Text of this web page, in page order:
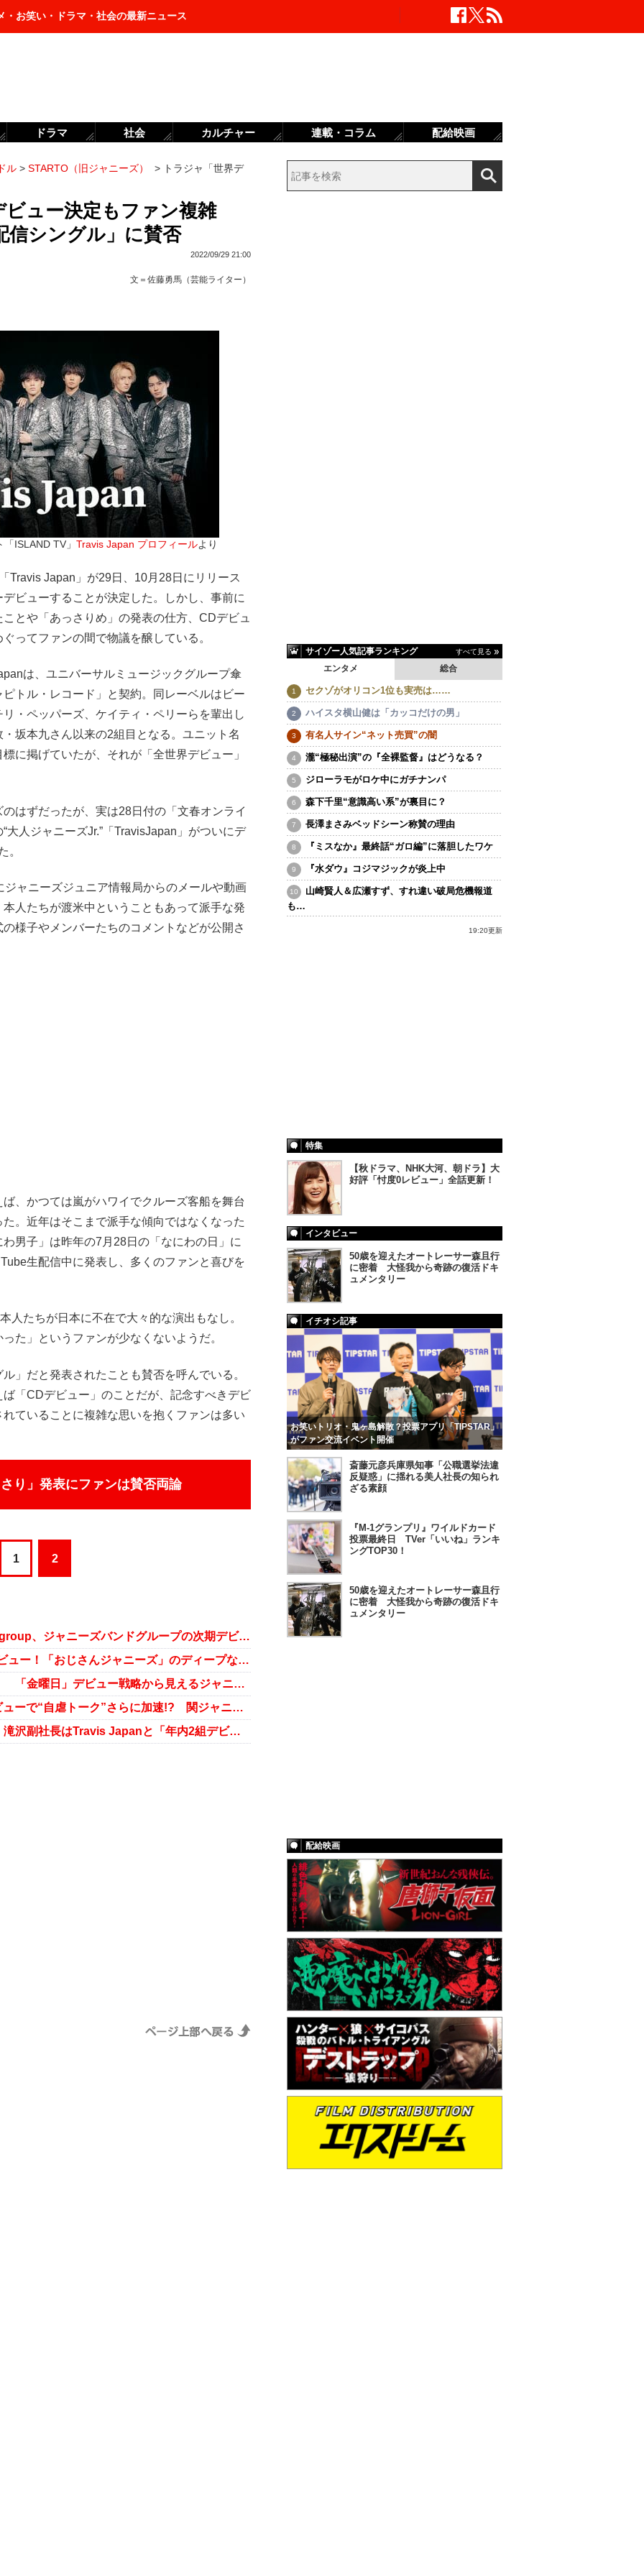
・お笑い・ドラマ・社会の最新ニュース
ル > STARTO（旧ジャニーズ） > トラジャ「世界デ
ュー決定もファン複雑
信シングル」に賛否
2022/09/29 21:00
文＝ 佐藤勇馬（芸能ライター）
ISLAND TV」 Travis Japan プロフィールより
Japan」が29日、10月28日にリリース
ビューすることが決定した。しかし、事前に
とや「あっさりめ」の発表の仕方、CDデビュ
ってファンの間で物議を醸している。
は、ユニバーサルミュージックグループ傘
トル・レコード」と契約。同レーベルはビー
・ペッパーズ、ケイティ・ペリーらを輩出し
坂本九さん以来の2組目となる。ユニット名
に掲げていたが、それが「全世界デビュー」
はずだったが、実は28日付の「文春オンライ
大人ジャニーズJr.”「TravisJapan」がついにデ
。
ャニーズジュニア情報局からのメールや動画
人たちが渡米中ということもあって派手な発
様子やメンバーたちのコメントなどが公開さ
、かつては嵐がハワイでクルーズ客船を舞台
。近年はそこまで派手な傾向ではなくなった
男子」は昨年の7月28日の「なにわの日」に
生配信中に発表し、多くのファンと喜びを
たちが日本に不在で大々的な演出もなし。
た」というファンが少なくないようだ。
だと発表されたことも賛否を呼んでいる。
「CDデビュー」のことだが、記念すべきデビ
ていることに複雑な思いを抱くファンは多い
り」発表にファンは賛否両論
1 2
男闘呼組の再結成も追い風？ Aぇ! group、ジャニーズバンドグループの次期デビュー筆頭へ
元V6坂本、長野、井ノ原Twitterデビュー！「おじさんジャニーズ」のディープな魅力振りまく
なにわ男子、初日ハーフミリオン！ 「金曜日」デビュー戦略から見えるジャニーズの未来
ジャニーズWEST、なにわ男子デビューで“自虐トーク”さらに加速!? 関ジャニ∞から続く“伝統芸”か
なにわ男子、冠番組がスタート！ 滝沢副社長はTravis Japanと「年内2組デビュー」でジャニーズの若返りを図る？
サイゾー人気記事ランキング すべて見る
エンタメ 総合
セクゾがオリコン1位も実売は……
ハイスタ横山健は「カッコだけの男」
有名人サイン“ネット売買”の闇
瀧“極秘出演”の『全裸監督』はどうなる？
ジローラモがロケ中にガチナンパ
森下千里“意識高い系”が裏目に？
長澤まさみベッドシーン称賛の理由
『ミスなか』最終話“ガロ編”に落胆したワケ
『水ダウ』コジマジックが炎上中
山崎賢人＆広瀬すず、すれ違い破局危機報道
も…
19:20更新
特集
【秋ドラマ、NHK大河、朝ドラ】大
好評「忖度0レビュー」全話更新！
インタビュー
50歳を迎えたオートレーサー森且行
に密着 大怪我から奇跡の復活ドキ
ュメンタリー
イチオシ記事
お笑いトリオ・鬼ヶ島解散？投票アプリ「TIPSTAR」
がファン交流イベント開催
斎藤元彦兵庫県知事「公職選挙法違
反疑惑」に揺れる美人社長の知られ
ざる素顔
『M-1グランプリ』ワイルドカード
投票最終日 TVer「いいね」ランキ
ングTOP30！
50歳を迎えたオートレーサー森且行
に密着 大怪我から奇跡の復活ドキ
ュメンタリー
配給映画
ドラマ 社会 カルチャー 連載・コラム 配給映画